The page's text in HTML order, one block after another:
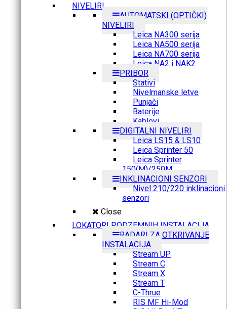
NIVELIRI
AUTOMATSKI (OPTIČKI)
NIVELIRI
Leica NA300 serija
Leica NA500 serija
Leica NA700 serija
Leica NA2 i NAK2
PRIBOR
Stativi
Nivelmanske letve
Punjači
Baterije
Kablovi
DIGITALNI NIVELIRI
Leica LS15 & LS10
Leica Sprinter 50
Leica Sprinter
150(M)/250M
INKLINACIONI SENZORI
Nivel 210/220 inklinacioni
senzori
Close
LOKATORI PODZEMNIH INSTALACIJA
RADARI ZA OTKRIVANJE
INSTALACIJA
Stream UP
Stream C
Stream X
Stream T
C-Thrue
RIS MF Hi-Mod